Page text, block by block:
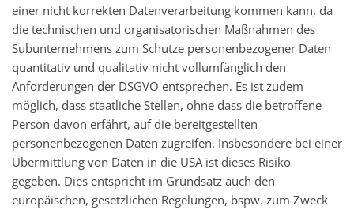
einer nicht korrekten Datenverarbeitung kommen kann, da
die technischen und organisatorischen Maßnahmen des
Subunternehmens zum Schutze personenbezogener Daten
quantitativ und qualitativ nicht vollumfänglich den
Anforderungen der DSGVO entsprechen. Es ist zudem
möglich, dass staatliche Stellen, ohne dass die betroffene
Person davon erfährt, auf die bereitgestellten
personenbezogenen Daten zugreifen. Insbesondere bei einer
Übermittlung von Daten in die USA ist dieses Risiko
gegeben. Dies entspricht im Grundsatz auch den
europäischen, gesetzlichen Regelungen, bspw. zum Zweck